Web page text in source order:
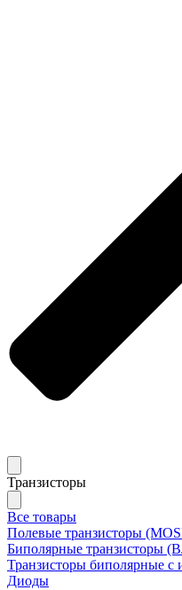
Транзисторы
Все товары
Полевые транзисторы
Биполярные транзисторы
Транзисторы биполярные с
Диоды